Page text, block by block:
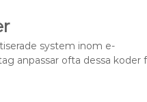
system inom e-
anpassar ofta dessa koder